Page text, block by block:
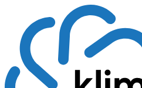
obsah